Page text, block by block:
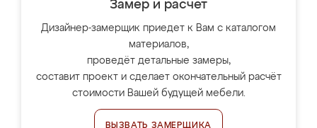
Замер и расчет
Дизайнер-замерщик приедет к Вам с каталогом
материалов,
проведёт детальные замеры,
составит проект и сделает окончательный расчёт
стоимости Вашей будущей мебели.
ВЫЗВАТЬ ЗАМЕРЩИКА